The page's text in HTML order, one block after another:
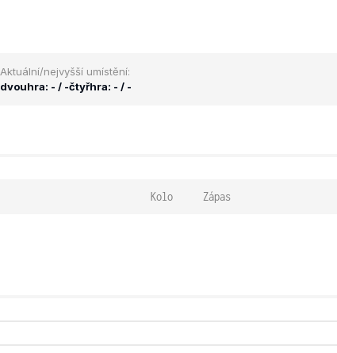
Aktuální/nejvyšší umístění:
dvouhra: - / -čtyřhra: - / -
Kolo Zápas